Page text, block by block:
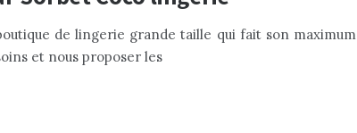
de lingerie grande taille qui fait son maximum
et nous proposer les